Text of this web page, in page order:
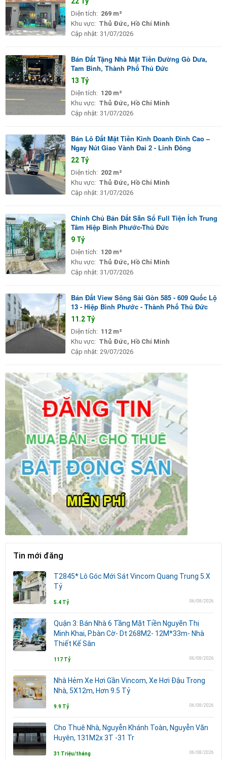
Diện tích: 269 m²
Khu vực: Thủ Đức, Hồ Chí Minh
Cập nhật: 31/07/2026
Bán Đất Tặng Nhà Mặt Tiền Đường Gò Dưa,
Tam Bình, Thành Phố Thủ Đức
13 Tỷ
Diện tích: 120 m²
Khu vực: Thủ Đức, Hồ Chí Minh
Cập nhật: 31/07/2026
Bán Lô Đất Mặt Tiền Kinh Doanh Đỉnh Cao –
Ngay Nút Giao Vành Đai 2 - Linh Đông
22 Tỷ
Diện tích: 202 m²
Khu vực: Thủ Đức, Hồ Chí Minh
Cập nhật: 31/07/2026
Chính Chủ Bán Đất Sẵn Sổ Full Tiện Ích Trung
Tâm Hiệp Bình Phước-Thủ Đức
9 Tỷ
Diện tích: 120 m²
Khu vực: Thủ Đức, Hồ Chí Minh
Cập nhật: 31/07/2026
Bán Đất View Sông Sài Gòn 585 - 609 Quốc Lộ
13 - Hiệp Bình Phước - Thành Phố Thủ Đức
11.2 Tỷ
Diện tích: 112 m²
Khu vực: Thủ Đức, Hồ Chí Minh
Cập nhật: 29/07/2026
Tin mới đăng
T2845* Lô Góc Mới Sát Vincom Quang Trung 5.X
Tỷ
5.4 Tỷ 06/08/2026
Quận 3: Bán Nhà 6 Tầng Mặt Tiền Nguyẽn Thị
Minh Khai, P.bàn Cờ- Dt 268M2- 12M*33m- Nhà
Thiết Kế Sân
117 Tỷ 06/08/2026
Nhà Hẻm Xe Hơi Gần Vincom, Xe Hơi Đậu Trong
Nhà, 5X12m, Hơn 9.5 Tỷ
9.9 Tỷ 06/08/2026
Cho Thuê Nhà, Nguyễn Khánh Toàn, Nguyễn Văn
Huyên, 131M2x 3T -31 Tr
31 Triệu/tháng 06/08/2026